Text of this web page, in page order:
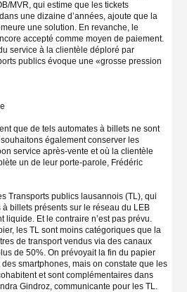
MVR, qui estime que les tickets
une dizaine d’années, ajoute que la
une solution. En revanche, le
accepté comme moyen de paiement.
service à la clientèle déploré par
publics évoque une «grosse pression
que de tels automates à billets ne sont
également conserver les
service après-vente et où la clientèle
un de leur porte-parole, Frédéric
Transports publics lausannois (TL), qui
billets présents sur le réseau du LEB
liquide. Et le contraire n’est pas prévu.
les TL sont moins catégoriques que la
de transport vendus via des canaux
de 50%. On prévoyait la fin du papier
smartphones, mais on constate que les
et sont complémentaires dans
Gindroz, communicante pour les TL.